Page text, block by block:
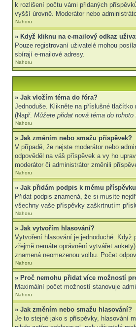
k rozlišení počtu vámi přidaných
vyšší úrovně. Moderátor nebo
Nahoru
» Když kliknu na e-mailový odkaz
Pouze registrovaní uživatelé mohou
sbírají e-mailové adresy.
Nahoru
» Jak vložím téma do fóra?
Jednoduše. Klikněte na příslušné tlačítko
(Např. Můžete přidat nová téma do
Nahoru
» Jak změním nebo smažu příspěvek?
V případě, že nejste moderátor nebo
odpověděl na váš příspěvek a vy ho
moderátor či administrátor změnili
Nahoru
» Jak přidám podpis k mému
Přidat podpis znamená, že si musíte
všechny vaše příspěvky zaškrtnutím
Nahoru
» Jak vytvořím hlasování?
Vytvoření hlasování je jednoduché. Když
zřejmě nemáte oprávnění vytvářet
znamená neomezenou volbu. Počet
Nahoru
» Proč nemohu přidat více možností
Maximální počet možností stanovuje
Nahoru
» Jak změním nebo smažu hlasování?
Je to stejné jako s příspěvky, hlasování